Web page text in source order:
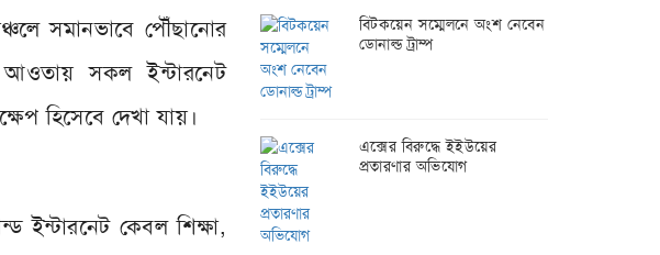
সমানভাবে পৌঁছানোর
আওতায় সকল ইন্টারনেট
হিসেবে দেখা যায়।
ইন্টারনেট কেবল শিক্ষা,
বিটকয়েন সম্মেলনে অংশ নেবেন
ডোনাল্ড ট্রাম্প
এক্সের বিরুদ্ধে ইইউয়ের
প্রতারণার অভিযোগ